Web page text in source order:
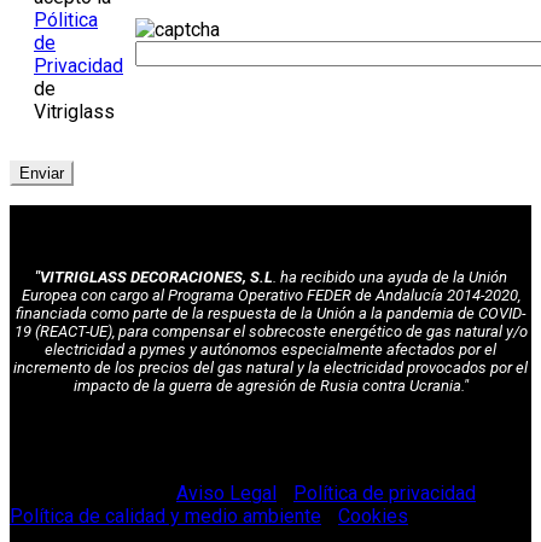
Pólitica
de
Privacidad
de
Vitriglass
"VITRIGLASS DECORACIONES, S.L . ha recibido una ayuda de la Unión
Europea con cargo al Programa Operativo FEDER de Andalucía 2014-2020,
financiada como parte de la respuesta de la Unión a la pandemia de COVID-
19 (REACT-UE), para compensar el sobrecoste energético de gas natural y/o
electricidad a pymes y autónomos especialmente afectados por el
incremento de los precios del gas natural y la electricidad provocados por el
impacto de la guerra de agresión de Rusia contra Ucrania."
Aviso Legal Política de privacidad
Política de calidad y medio ambiente
Cookies